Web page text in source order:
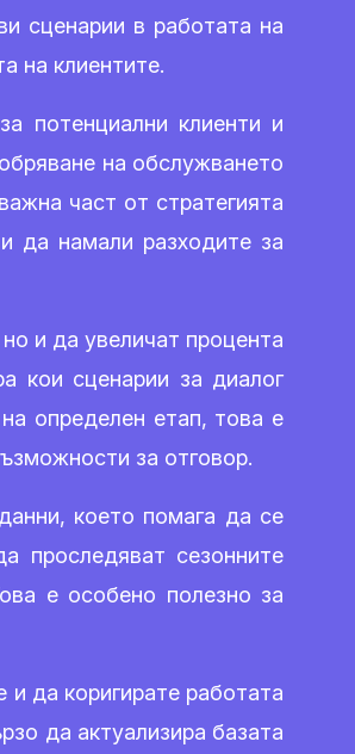
сценарии в работата на
на клиентите.
потенциални клиенти и
на обслужването
част от стратегията
да намали разходите за
и да увеличат процента
кои сценарии за диалог
определен етап, това е
за отговор.
което помага да се
проследяват сезонните
е особено полезно за
да коригирате работата
да актуализира базата